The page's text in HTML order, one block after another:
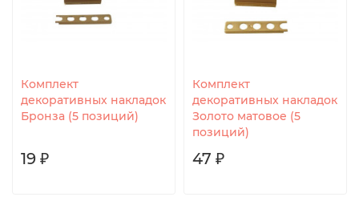
Комплект
декоративных накладок
Бронза (5 позиций)
19 ₽
Комплект
декоративных накладок
Золото матовое (5
позиций)
47 ₽